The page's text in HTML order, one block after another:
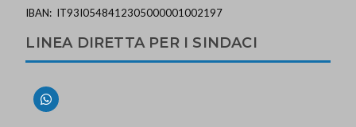
IBAN: IT93I0548412305000001002197
LINEA DIRETTA PER I SINDACI